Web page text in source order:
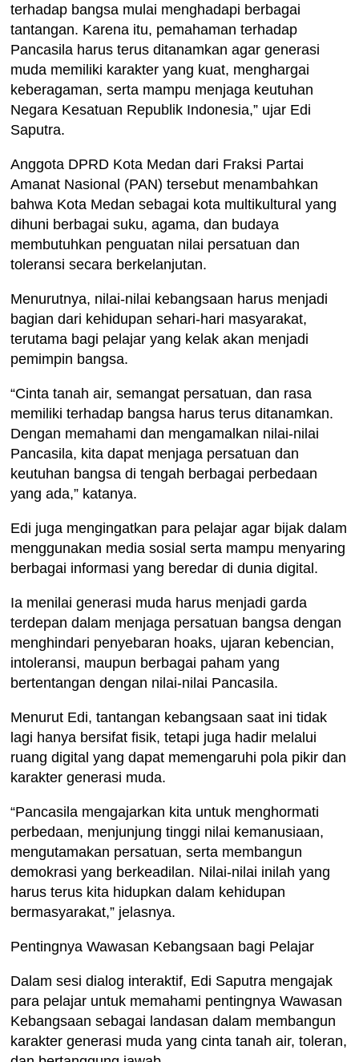
terhadap bangsa mulai menghadapi berbagai
tantangan. Karena itu, pemahaman terhadap
Pancasila harus terus ditanamkan agar generasi
muda memiliki karakter yang kuat, menghargai
keberagaman, serta mampu menjaga keutuhan
Negara Kesatuan Republik Indonesia,” ujar Edi
Saputra.
Anggota DPRD Kota Medan dari Fraksi Partai
Amanat Nasional (PAN) tersebut menambahkan
bahwa Kota Medan sebagai kota multikultural yang
dihuni berbagai suku, agama, dan budaya
membutuhkan penguatan nilai persatuan dan
toleransi secara berkelanjutan.
Menurutnya, nilai-nilai kebangsaan harus menjadi
bagian dari kehidupan sehari-hari masyarakat,
terutama bagi pelajar yang kelak akan menjadi
pemimpin bangsa.
“Cinta tanah air, semangat persatuan, dan rasa
memiliki terhadap bangsa harus terus ditanamkan.
Dengan memahami dan mengamalkan nilai-nilai
Pancasila, kita dapat menjaga persatuan dan
keutuhan bangsa di tengah berbagai perbedaan
yang ada,” katanya.
Edi juga mengingatkan para pelajar agar bijak dalam
menggunakan media sosial serta mampu menyaring
berbagai informasi yang beredar di dunia digital.
Ia menilai generasi muda harus menjadi garda
terdepan dalam menjaga persatuan bangsa dengan
menghindari penyebaran hoaks, ujaran kebencian,
intoleransi, maupun berbagai paham yang
bertentangan dengan nilai-nilai Pancasila.
Menurut Edi, tantangan kebangsaan saat ini tidak
lagi hanya bersifat fisik, tetapi juga hadir melalui
ruang digital yang dapat memengaruhi pola pikir dan
karakter generasi muda.
“Pancasila mengajarkan kita untuk menghormati
perbedaan, menjunjung tinggi nilai kemanusiaan,
mengutamakan persatuan, serta membangun
demokrasi yang berkeadilan. Nilai-nilai inilah yang
harus terus kita hidupkan dalam kehidupan
bermasyarakat,” jelasnya.
Pentingnya Wawasan Kebangsaan bagi Pelajar
Dalam sesi dialog interaktif, Edi Saputra mengajak
para pelajar untuk memahami pentingnya Wawasan
Kebangsaan sebagai landasan dalam membangun
karakter generasi muda yang cinta tanah air, toleran,